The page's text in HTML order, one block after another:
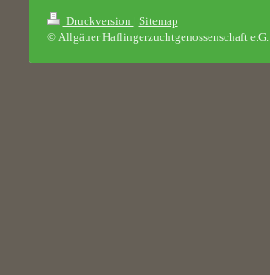
Druckversion | Sitemap
© Allgäuer Haflingerzuchtgenossenschaft e.G.